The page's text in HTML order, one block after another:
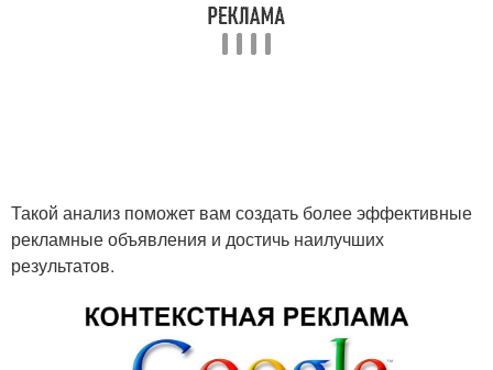
Такой анализ поможет вам создать более эффективные
рекламные объявления и достичь наилучших
результатов.